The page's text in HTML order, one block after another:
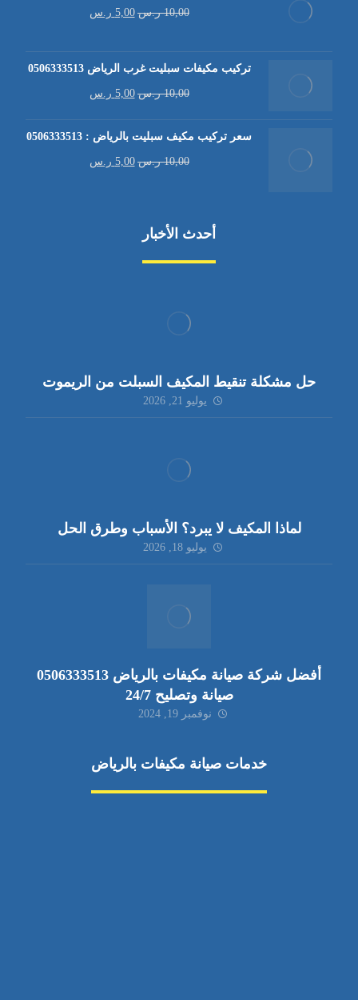
10,00 ر.س 5,00 ر.س
تركيب مكيفات سبليت غرب الرياض 0506333513
10,00 ر.س 5,00 ر.س
سعر تركيب مكيف سبليت بالرياض : 0506333513
10,00 ر.س 5,00 ر.س
أحدث الأخبار
حل مشكلة تنقيط المكيف السبلت من الريموت
يوليو 21, 2026
لماذا المكيف لا يبرد؟ الأسباب وطرق الحل
يوليو 18, 2026
أفضل شركة صيانة مكيفات بالرياض 0506333513
صيانة وتصليح 24/7
نوفمبر 19, 2024
خدمات صيانة مكيفات بالرياض